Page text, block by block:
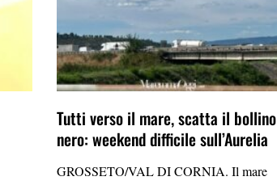
Tutti verso il mare, scatta il bollino
nero: weekend difficile sull’Aurelia
GROSSETO/VAL DI CORNIA. Il mare